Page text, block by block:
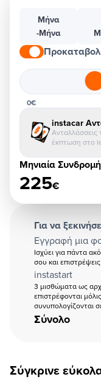
Μήνα
-Μήνα
0€
instacar
Ανταλλάσσεις
έκπτωση στο
Μηνιαία Συνδρομή
225€
Για να
Εγγραφή μια
Ισχύει για πάντα
σου και
instastart
3 μισθώματα ως
επιστρέφονται
συνυπολογίζονται
Σύνολο
Σύγκρινε